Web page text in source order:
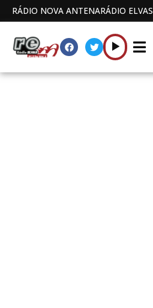
RÁDIO NOVA ANTENARÁDIO ELVAS